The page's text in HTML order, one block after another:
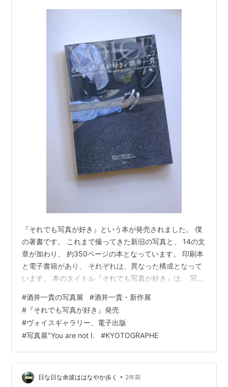
『それでも写真が好き』という本が発売されました。 僕
の著書です。 これまで撮ってきた新旧の写真と、 14の文
章が加わり、 約350ページの本となっています。 印刷本
と電子書籍があり、 それぞれは、異なった構成となって
います。 本のタイトル『それでも写真が好き』は、 写真
か？ どんな言葉で現すことができるのか？ そのことを考
えた時に、この本のタイトルが浮かびました。 「それで
も」という言葉に、 僕の心境のすべてが詰まってます。
ちなみに上の写真は校正本なので、表紙のある真ん中の
「再版禁止」の文字は、 実際にはありません。 昨日は個
展の搬入日。 4…
#酒井一貴の写真展 #酒井一貴・新作展
# 『それでも写真が好き』発売
#ヴォイスギャラリー、電子出版
#写真展"You are not I. #KYOTOGRAPHE
日な日な余波ははなやか歩く • 2年前